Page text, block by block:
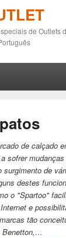
de Outlets
de calçado
sofrer mudanças
de
destes
o "Spartoo"
e
tão
Benetton,…